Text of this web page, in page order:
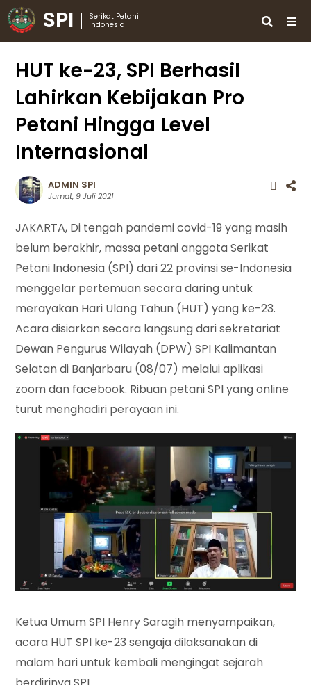
SPI
Serikat Petani
Indonesia
HUT ke-23, SPI Berhasil
Lahirkan Kebijakan Pro
Petani Hingga Level
Internasional
ADMIN SPI
Jumat, 9 Juli 2021
JAKARTA, Di tengah pandemi covid-19 yang masih
belum berakhir, massa petani anggota Serikat
Petani Indonesia (SPI) dari 22 provinsi se-Indonesia
menggelar pertemuan secara daring untuk
merayakan Hari Ulang Tahun (HUT) yang ke-23.
Acara disiarkan secara langsung dari sekretariat
Dewan Pengurus Wilayah (DPW) SPI Kalimantan
Selatan di Banjarbaru (08/07) melalui aplikasi
zoom dan facebook. Ribuan petani SPI yang online
turut menghadiri perayaan ini.
Ketua Umum SPI Henry Saragih menyampaikan,
acara HUT SPI ke-23 sengaja dilaksanakan di
malam hari untuk kembali mengingat sejarah